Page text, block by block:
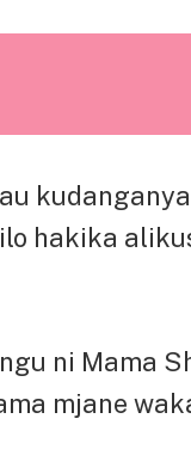
hakika
ni Mama
mjane